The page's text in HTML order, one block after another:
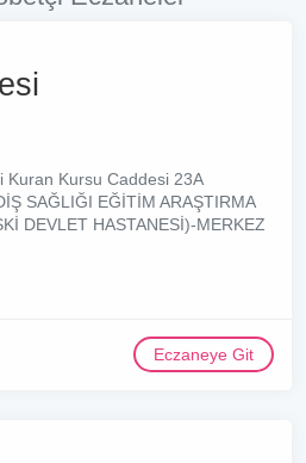
Kuran Kursu Caddesi 23A
SAĞLIĞI EĞİTİM ARAŞTIRMA
DEVLET HASTANESİ)-MERKEZ
Eczaneye Git